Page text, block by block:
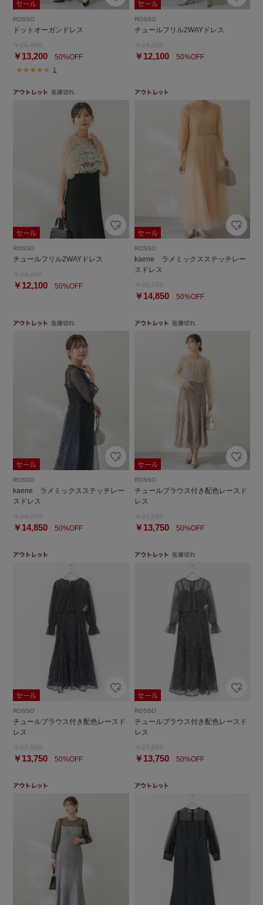
ROSSO
ドットオーガンドレス
￥13,200 50%OFF
1
ROSSO
チュールフリル2WAYドレス
￥12,10050%OFF
ROSSO
チュールフリル2WAYドレス
￥12,100 50%OFF
ROSSO
kaene ラメミックスステッチレー
スドレス
￥14,85050%OFF
ROSSO
kaene ラメミックスステッチレー
スドレス
￥14,850 50%OFF
ROSSO
チュールブラウス付き配色レースド
レス
￥13,75050%OFF
ROSSO
チュールブラウス付き配色レースド
レス
￥13,750 50%OFF
ROSSO
チュールブラウス付き配色レースド
レス
￥13,75050%OFF